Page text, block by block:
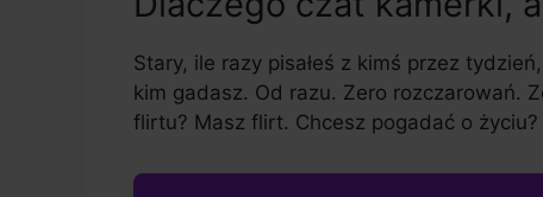
Stary, ile razy pisałeś z kimś przez
kim gadasz. Od razu. Zero rozczarowań.
flirtu? Masz flirt. Chcesz pogadać o